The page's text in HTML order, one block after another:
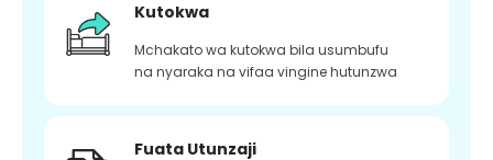
Kutokwa
Mchakato wa kutokwa bila usumbufu
na nyaraka na vifaa vingine hutunzwa
Fuata Utunzaji